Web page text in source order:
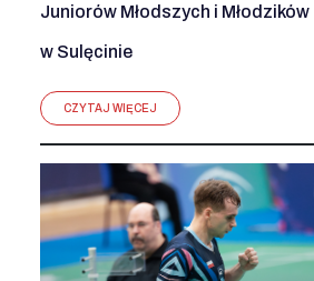
Juniorów Młodszych i Młodzików
w Sulęcinie
CZYTAJ WIĘCEJ